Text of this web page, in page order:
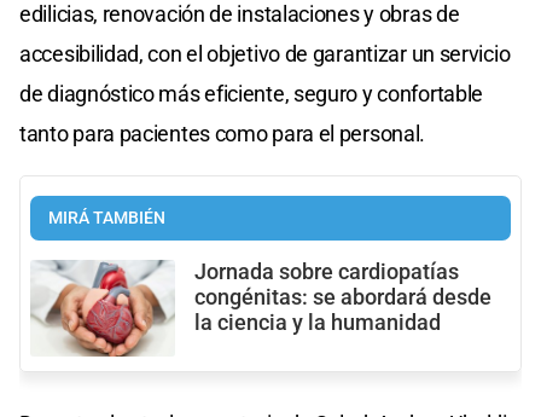
edilicias, renovación de instalaciones y obras de
accesibilidad, con el objetivo de garantizar un servicio
de diagnóstico más eficiente, seguro y confortable
tanto para pacientes como para el personal.
MIRÁ TAMBIÉN
Jornada sobre cardiopatías
congénitas: se abordará desde
la ciencia y la humanidad